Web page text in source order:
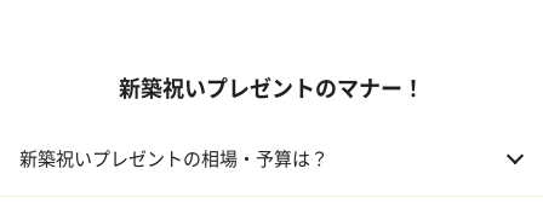
03 アルコール
新築祝いプレゼントのマナー！
新築祝いプレゼントの相場・予算は？